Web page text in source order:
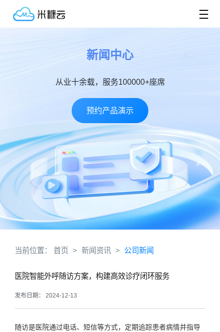
新闻中心
从业十余载，服务100000+座席
预约产品演示
当前位置： 首页 > 新闻资讯 > 公司新闻
医院智能外呼随访方案，构建高效诊疗闭环服务
发布日期： 2024-12-13
随访是医院通过 电话、短信等方式， 定期追踪患者病情并指导